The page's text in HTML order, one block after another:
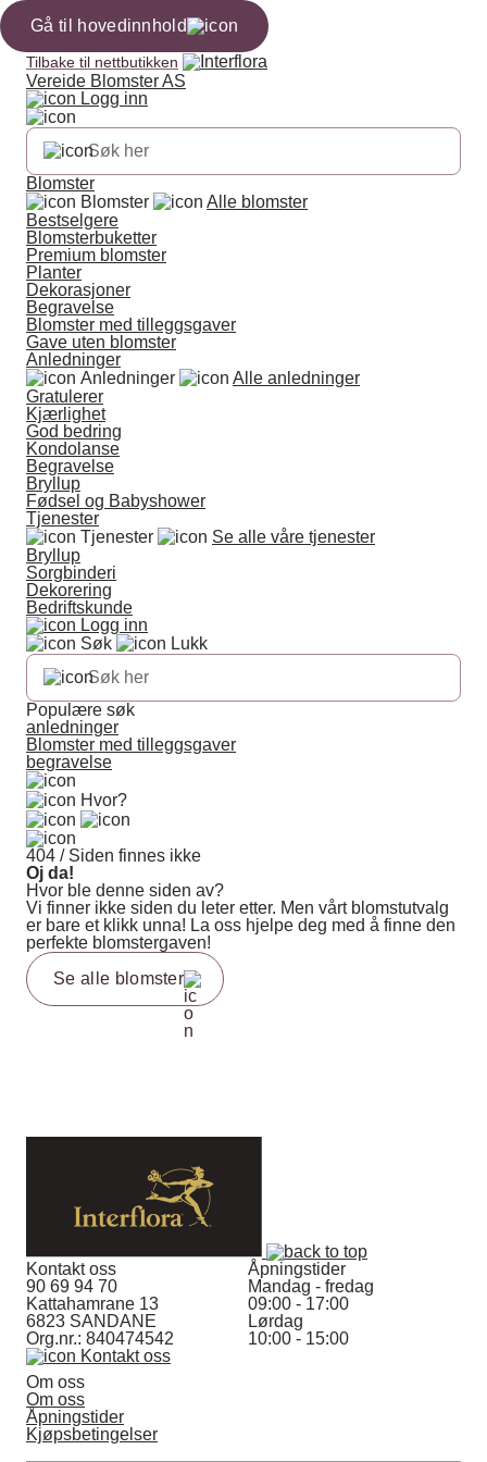
Gå til hovedinnhold
Tilbake til nettbutikken
Vereide Blomster AS
Logg inn
Blomster
Blomster
Alle blomster
Bestselgere
Blomsterbuketter
Premium blomster
Planter
Dekorasjoner
Begravelse
Blomster med tilleggsgaver
Gave uten blomster
Anledninger
Anledninger
Alle anledninger
Gratulerer
Kjærlighet
God bedring
Kondolanse
Begravelse
Bryllup
Fødsel og Babyshower
Tjenester
Tjenester
Se alle våre tjenester
Bryllup
Sorgbinderi
Dekorering
Bedriftskunde
Logg inn
Søk
Lukk
Populære søk
anledninger
Blomster med tilleggsgaver
begravelse
Hvor?
404 / Siden finnes ikke
Oj da!
Hvor ble denne siden av?
Vi finner ikke siden du leter etter. Men vårt blomstutvalg
er bare et klikk unna! La oss hjelpe deg med å finne den
perfekte blomstergaven!
Se alle blomster
Kontakt oss
90 69 94 70
Kattahamrane 13
6823 SANDANE
Org.nr.: 840474542
Kontakt oss
Åpningstider
Mandag - fredag
09:00 - 17:00
Lørdag
10:00 - 15:00
Om oss
Om oss
Åpningstider
Kjøpsbetingelser